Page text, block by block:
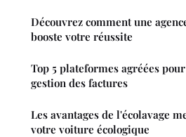
Découvrez comment une
booste votre réussite
Top 5 plateformes agréées
gestion des factures
Les avantages de l'écolavage
votre voiture écologique